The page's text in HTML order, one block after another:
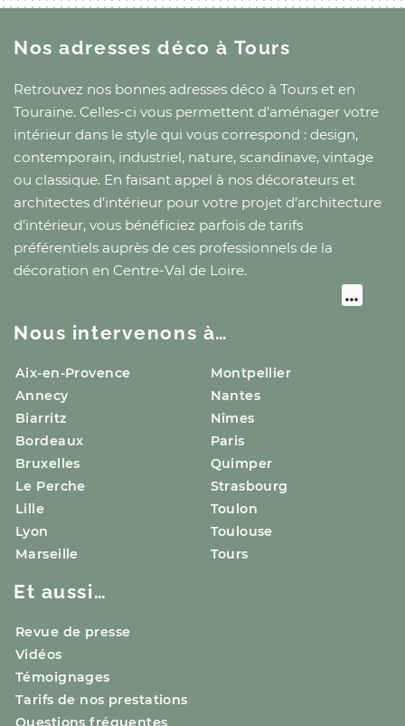
Nos adresses décoà Tours
Retrouvez nos bonnes adresses déco à Tours et en
Touraine. Celles-ci vous permettent d’aménager votre
intérieur dans le style qui vous correspond : design,
contemporain, industriel, nature, scandinave, vintage
ou classique. En faisant appel à nos décorateurs et
architectes d’intérieur pour votre projet d’architecture
d’intérieur, vous bénéficiez parfois de tarifs
préférentiels auprès de ces professionnels de la
décoration en Centre-Val de Loire.
Nous intervenons à…
Aix-en-Provence
Annecy
Biarritz
Bordeaux
Bruxelles
Le Perche
Lille
Lyon
Marseille
Montpellier
Nantes
Nîmes
Paris
Quimper
Strasbourg
Toulon
Toulouse
Tours
Et aussi…
Revue de presse
Vidéos
Témoignages
Tarifs de nos prestations
Questions fréquentes